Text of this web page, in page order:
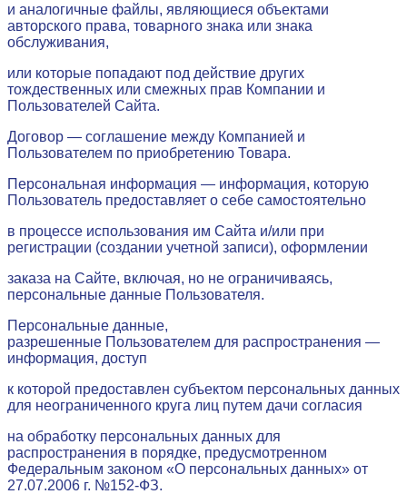
и аналогичные файлы, являющиеся объектами
авторского права, товарного знака или знака
обслуживания,
или которые попадают под действие других
тождественных или смежных прав Компании и
Пользователей Сайта.
Договор — соглашение между Компанией и
Пользователем по приобретению Товара.
Персональная информация — информация, которую
Пользователь предоставляет о себе самостоятельно
в процессе использования им Сайта и/или при
регистрации (создании учетной записи), оформлении
заказа на Сайте, включая, но не ограничиваясь,
персональные данные Пользователя.
Персональные данные,
разрешенные Пользователем для распространения —
информация, доступ
к которой предоставлен субъектом персональных данных
для неограниченного круга лиц путем дачи согласия
на обработку персональных данных для
распространения в порядке, предусмотренном
Федеральным законом «О персональных данных» от
27.07.2006 г. №152-ФЗ.